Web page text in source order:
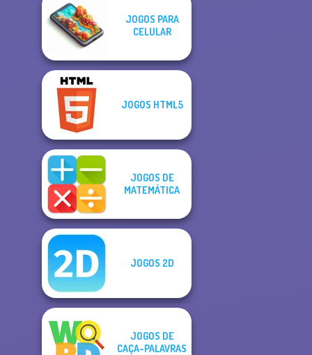
JOGOS PARA
CELULAR
JOGOS HTML5
JOGOS DE
MATEMÁTICA
JOGOS 2D
JOGOS DE
CAÇA-PALAVRAS